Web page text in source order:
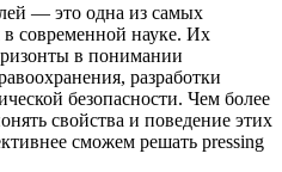
— это одна из самых
современной науке. Их
в понимании
разработки
безопасности. Чем более
свойства и поведение этих
сможем решать pressing